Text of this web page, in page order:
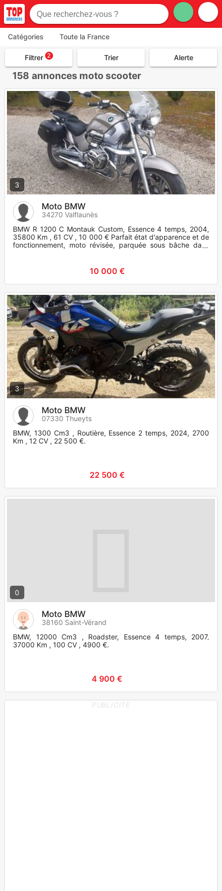
Catégories Toute la France
Filtrer 2 Trier Alerte
158 annonces moto scooter
3
Moto BMW
34270 Valflaunès
BMW R 1200 C Montauk Custom, Essence 4 temps, 2004,
35800 Km , 61 CV , 10 000 € Parfait état d'apparence et de
fonctionnement, moto révisée, parquée sous bâche dans
10 000 €
3
Moto BMW
07330 Thueyts
BMW, 1300 Cm3 , Routière, Essence 2 temps, 2024, 2700
Km , 12 CV , 22 500 €.
22 500 €
0
Moto BMW
38160 Saint-Vérand
BMW, 12000 Cm3 , Roadster, Essence 4 temps, 2007,
37000 Km , 100 CV , 4900 €.
4 900 €
PUBLICITE